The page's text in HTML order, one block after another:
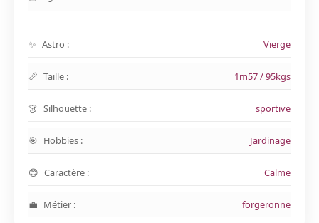
Astro : Vierge
Taille : 1m57 / 95kgs
Silhouette : sportive
Hobbies : Jardinage
Caractère : Calme
Métier : forgeronne